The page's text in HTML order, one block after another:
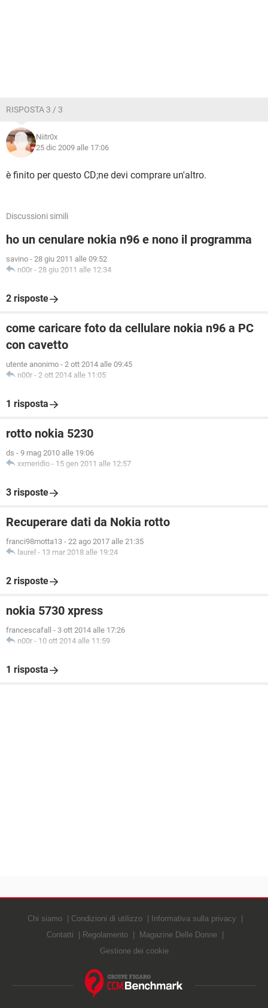
RISPOSTA 3 / 3
Niitr0x
25 dic 2009 alle 17:06
è finito per questo CD;ne devi comprare un'altro.
Discussioni simili
ho un cenulare nokia n96 e nono il programma
savino - 28 giu 2011 alle 09:52
n00r - 28 giu 2011 alle 12:34
2 risposte
come caricare foto da cellulare nokia n96 a PC
con cavetto
utente anonimo - 2 ott 2014 alle 09:45
n00r - 2 ott 2014 alle 11:05
1 risposta
rotto nokia 5230
ds - 9 mag 2010 alle 19:06
xxmeridio - 15 gen 2011 alle 12:57
3 risposte
Recuperare dati da Nokia rotto
franci98motta13 - 22 ago 2017 alle 21:35
laurel - 13 mar 2018 alle 19:24
2 risposte
nokia 5730 xpress
francescafall - 3 ott 2014 alle 17:26
n00r - 10 ott 2014 alle 11:59
1 risposta
Chi siamo Condizioni di utilizzo
Informativa sulla privacy
Contatti
Regolamento
Magazine Delle Donne
Gestione dei cookie